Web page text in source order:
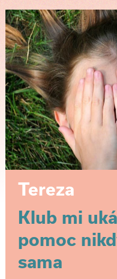
Tereza
Klub mi
pomoc
sama